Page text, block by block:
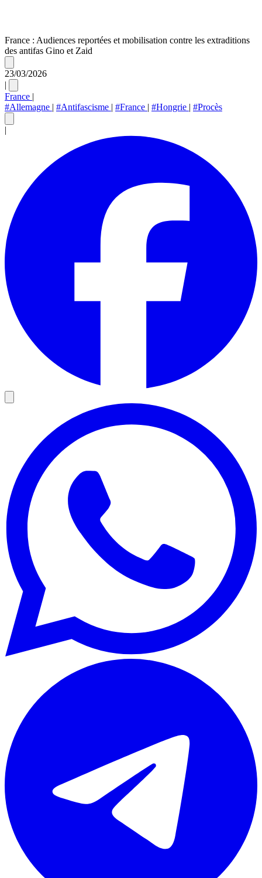
France : Audiences reportées et mobilisation contre les extraditions
des antifas Gino et Zaid
23/03/2026
|
France |
#Allemagne | #Antifascisme | #France | #Hongrie | #Procès
|